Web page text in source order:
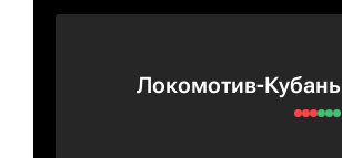
Локомотив-Кубань